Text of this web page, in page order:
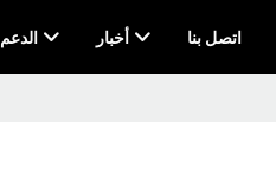
الدعم أخبار اتصل بنا